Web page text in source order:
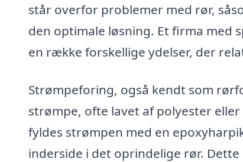
står overfor problemer med rør,
den optimale løsning. Et firma med
en række forskellige ydelser, der
Strømpeforing, også kendt som
strømpe, ofte lavet af polyester
fyldes strømpen med en
inderside i det oprindelige rør.